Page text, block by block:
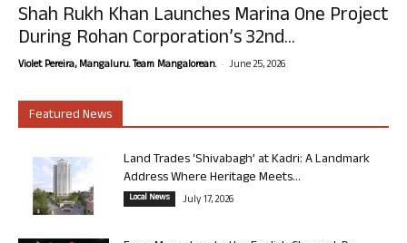
Shah Rukh Khan Launches Marina One Project
During Rohan Corporation’s 32nd...
Violet Pereira, Mangaluru. Team Mangalorean. - June 25, 2026
Featured News
Land Trades ‘Shivabagh’ at Kadri: A Landmark
Address Where Heritage Meets...
Local News July 17, 2026